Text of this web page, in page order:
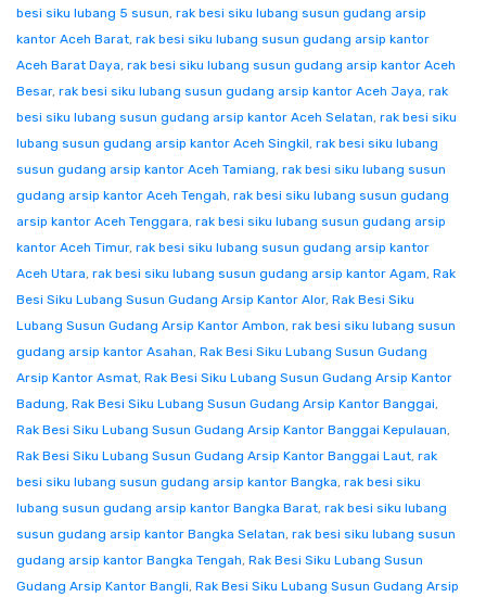
besi siku lubang 5 susun, rak besi siku lubang susun gudang arsip
kantor Aceh Barat, rak besi siku lubang susun gudang arsip kantor
Aceh Barat Daya, rak besi siku lubang susun gudang arsip kantor Aceh
Besar, rak besi siku lubang susun gudang arsip kantor Aceh Jaya, rak
besi siku lubang susun gudang arsip kantor Aceh Selatan, rak besi siku
lubang susun gudang arsip kantor Aceh Singkil, rak besi siku lubang
susun gudang arsip kantor Aceh Tamiang, rak besi siku lubang susun
gudang arsip kantor Aceh Tengah, rak besi siku lubang susun gudang
arsip kantor Aceh Tenggara, rak besi siku lubang susun gudang arsip
kantor Aceh Timur, rak besi siku lubang susun gudang arsip kantor
Aceh Utara, rak besi siku lubang susun gudang arsip kantor Agam, Rak
Besi Siku Lubang Susun Gudang Arsip Kantor Alor, Rak Besi Siku
Lubang Susun Gudang Arsip Kantor Ambon, rak besi siku lubang susun
gudang arsip kantor Asahan, Rak Besi Siku Lubang Susun Gudang
Arsip Kantor Asmat, Rak Besi Siku Lubang Susun Gudang Arsip Kantor
Badung, Rak Besi Siku Lubang Susun Gudang Arsip Kantor Banggai,
Rak Besi Siku Lubang Susun Gudang Arsip Kantor Banggai Kepulauan,
Rak Besi Siku Lubang Susun Gudang Arsip Kantor Banggai Laut, rak
besi siku lubang susun gudang arsip kantor Bangka, rak besi siku
lubang susun gudang arsip kantor Bangka Barat, rak besi siku lubang
susun gudang arsip kantor Bangka Selatan, rak besi siku lubang susun
gudang arsip kantor Bangka Tengah, Rak Besi Siku Lubang Susun
Gudang Arsip Kantor Bangli, Rak Besi Siku Lubang Susun Gudang Arsip